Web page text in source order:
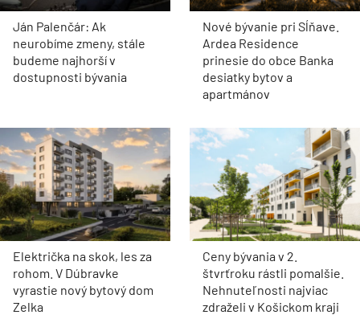
Ján Palenčár: Ak
neurobíme zmeny, stále
budeme najhorší v
dostupnosti bývania
Nové bývanie pri Sĺňave.
Ardea Residence
prinesie do obce Banka
desiatky bytov a
apartmánov
Električka na skok, les za
rohom. V Dúbravke
vyrastie nový bytový dom
Zelka
Ceny bývania v 2.
štvrťroku rástli pomalšie.
Nehnuteľnosti najviac
zdraželi v Košickom kraji